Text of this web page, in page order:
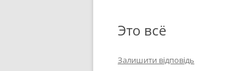
Это всё
Залишити відповідь